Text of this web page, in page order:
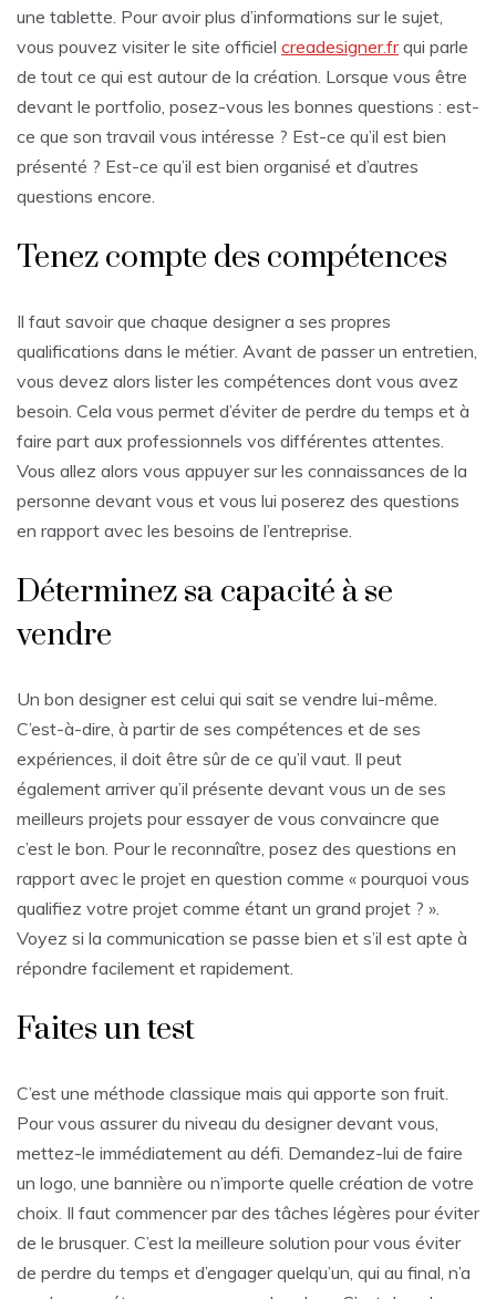
une tablette. Pour avoir plus d’informations sur le sujet,
vous pouvez visiter le site officiel creadesigner.frqui parle
de tout ce qui est autour de la création. Lorsque vous être
devant le portfolio, posez-vous les bonnes questions : est-
ce que son travail vous intéresse ? Est-ce qu’il est bien
présenté ? Est-ce qu’il est bien organisé et d’autres
questions encore.
Tenez compte des compétences
Il faut savoir que chaque designer a ses propres
qualifications dans le métier. Avant de passer un entretien,
vous devez alors lister les compétences dont vous avez
besoin. Cela vous permet d’éviter de perdre du temps et à
faire part aux professionnels vos différentes attentes.
Vous allez alors vous appuyer sur les connaissances de la
personne devant vous et vous lui poserez des questions
en rapport avec les besoins de l’entreprise.
Déterminez sa capacité à se
vendre
Un bon designer est celui qui sait se vendre lui-même.
C’est-à-dire, à partir de ses compétences et de ses
expériences, il doit être sûr de ce qu’il vaut. Il peut
également arriver qu’il présente devant vous un de ses
meilleurs projets pour essayer de vous convaincre que
c’est le bon. Pour le reconnaître, posez des questions en
rapport avec le projet en question comme « pourquoi vous
qualifiez votre projet comme étant un grand projet ? ».
Voyez si la communication se passe bien et s’il est apte à
répondre facilement et rapidement.
Faites un test
C’est une méthode classique mais qui apporte son fruit.
Pour vous assurer du niveau du designer devant vous,
mettez-le immédiatement au défi. Demandez-lui de faire
un logo, une bannière ou n’importe quelle création de votre
choix. Il faut commencer par des tâches légères pour éviter
de le brusquer. C’est la meilleure solution pour vous éviter
de perdre du temps et d’engager quelqu’un, qui au final, n’a